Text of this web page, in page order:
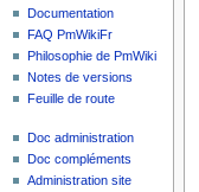
Documentation
FAQ PmWikiFr
Philosophie de PmWiki
Notes de versions
Feuille de route
Doc administration
Doc compléments
Administration site